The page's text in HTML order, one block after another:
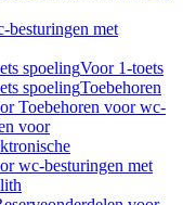
besturingen met
spoelingVoor 1-toets
spoelingToebehoren
Toebehoren voor wc-
voor
wc-besturingen met